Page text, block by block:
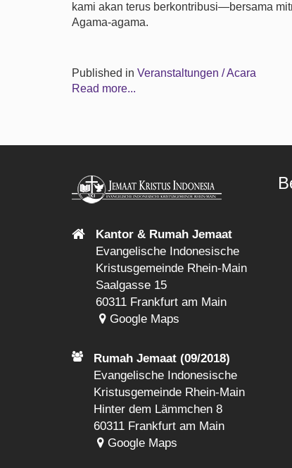
kami akan terus berkontribusi—bersama
Agama-agama.
Published in Veranstaltungen / Acara
Read more...
Kantor & Rumah Jemaat
Evangelische Indonesische
Kristusgemeinde Rhein-Main
Saalgasse 15
60311 Frankfurt am Main
Google Maps
Rumah Jemaat (09/2018)
Evangelische Indonesische
Kristusgemeinde Rhein-Main
Hinter dem Lämmchen 8
60311 Frankfurt am Main
Google Maps